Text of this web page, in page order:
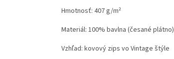
Hmotnosť: 407 g/m²
Materiál: 100% bavlna (česané plátno)
Vzhľad: kovový zips vo Vintage štýle